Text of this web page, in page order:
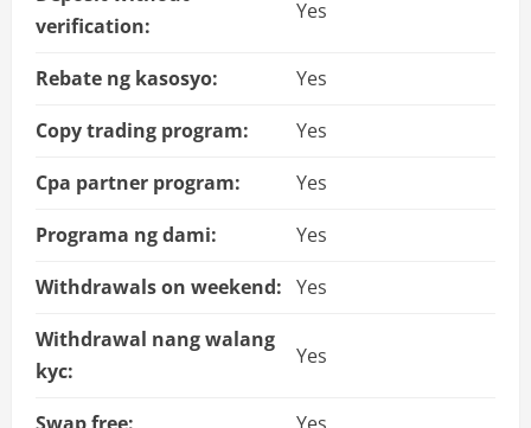
verification:
Yes
Rebate ng kasosyo:
Yes
Copy trading program:
Yes
Cpa partner program:
Yes
Programa ng dami:
Yes
Withdrawals on weekend: Yes
Withdrawal nang walang
kyc:
Yes